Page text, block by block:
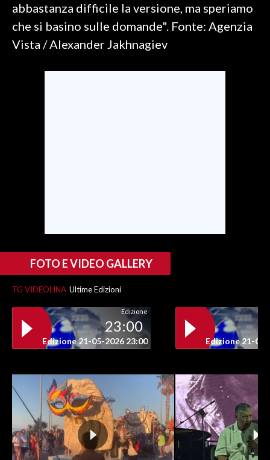
#CARAUNIONE
abbastanza difficile la versione, ma speriamo
che si basino sulle domande". Fonte: Agenzia
Vista / Alexander Jakhnagiev
FOTO E VIDEO GALLERY
TG VIDEOLINA Ultime Edizioni
Edizione
23:00
Edizione 21-05-2026 23:00 Edizione 21-05-